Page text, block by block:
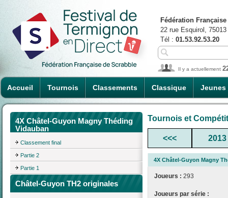
Accueil Tournois Classements Classique Jeunes
Fédération
22 rue Esquirol,
Tél : 01.53.92.53.20
Il y a actuellement
4X Châtel-Guyon Magny Théding
Vidauban
Classement final
Partie 2
Partie 1
Châtel-Guyon TH2 originales
Tournois et
<<< 2013
4X Châtel-Guyon Magny
Joueurs : 293
Joueurs par série :